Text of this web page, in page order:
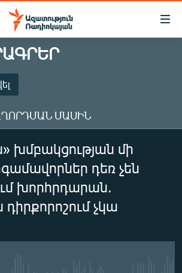
2026
Բաժանորդագրվել
ՄԱՍԻՆ
խմբակցության մի
դեռ չեն
խորհրդարան.
չկա